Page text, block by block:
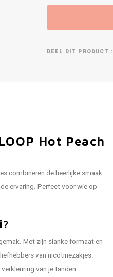
DEEL DIT PRODUCT :
Hot Peach
combineren de heerlijke smaak
ervaring. Perfect voor wie op
Met zijn slanke formaat en
van nicotinezakjes.
van je tanden.